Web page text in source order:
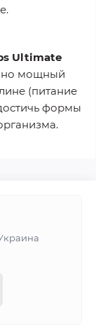
Ultimate
но мощный
(питание
формы